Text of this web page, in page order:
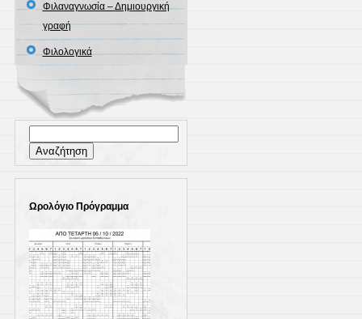
Φιλαναγνωσία – Δημιουργική
γραφή
Φιλολογικά
για:
Ωρολόγιο Πρόγραμμα